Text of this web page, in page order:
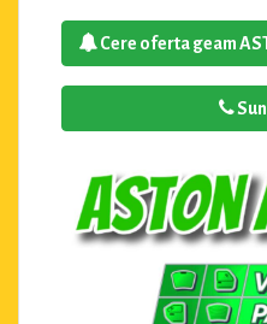
Cere oferta geam